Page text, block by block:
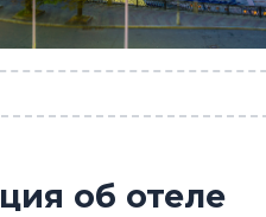
об отеле